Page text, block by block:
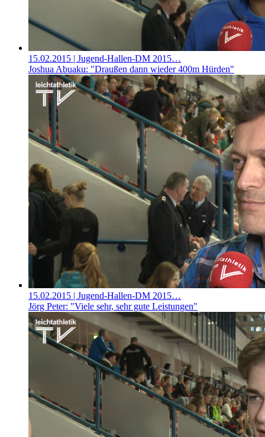
15.02.2015 | Jugend-Hallen-DM 2015…
Joshua Abuaku: "Draußen dann wieder 400m Hürden"
15.02.2015 | Jugend-Hallen-DM 2015…
Jörg Peter: "Viele sehr, sehr gute Leistungen"